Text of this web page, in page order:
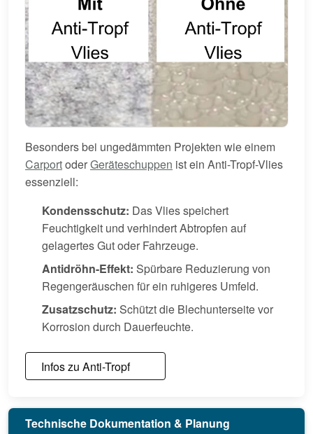
Besonders bei ungedämmten Projekten wie einem
CarportoderGeräteschuppen ist ein Anti-Tropf-Vlies
essenziell:
Kondensschutz: Das Vlies speichert
Feuchtigkeit und verhindert Abtropfen auf
gelagertes Gut oder Fahrzeuge.
Antidröhn-Effekt: Spürbare Reduzierung von
Regengeräuschen für ein ruhigeres Umfeld.
Zusatzschutz: Schützt die Blechunterseite vor
Korrosion durch Dauerfeuchte.
Infos zu Anti-Tropf
Technische Dokumentation & Planung